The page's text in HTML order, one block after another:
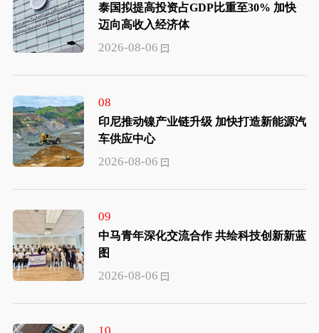
泰国拟提高投资占GDP比重至30% 加快
迈向高收入经济体
2026-08-06
08
印尼推动镍产业链升级 加快打造新能源汽
车供应中心
2026-08-06
09
中马青年深化交流合作 共绘科技创新新蓝
图
2026-08-06
10